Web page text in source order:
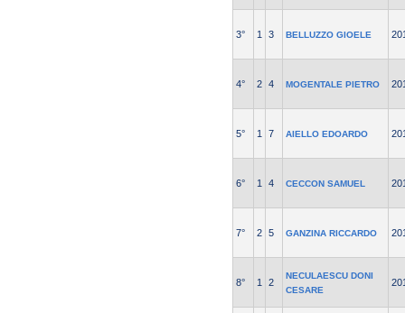
3° 1 3 BELLUZZO GIOELE
4° 2 4 MOGENTALE PIETRO
5° 1 7 AIELLO EDOARDO
6° 1 4 CECCON SAMUEL
7° 2 5 GANZINA RICCARDO
8° 1 2
NECULAESCU DONI
CESARE